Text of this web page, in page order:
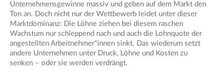
Unternehmensgewinne massiv und geben auf dem Markt den
Ton an. Doch nicht nur der Wettbewerb leidet unter dieser
Marktdominanz: Die Löhne ziehen bei diesem raschen
Wachstum nur schleppend nach und auch die Lohnquote der
angestellten Arbeitnehmer*innen sinkt. Das wiederum setzt
andere Unternehmen unter Druck, Löhne und Kosten zu
senken – oder sie werden verdrängt.